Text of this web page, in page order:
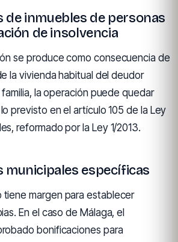
de inmuebles de personas
de insolvencia
se produce como consecuencia de
la vivienda habitual del deudor
la operación puede quedar
previsto en el artículo 105 de la Ley
reformado por la Ley 1/2013.
municipales específicas
tiene margen para establecer
En el caso de Málaga, el
bonificaciones para